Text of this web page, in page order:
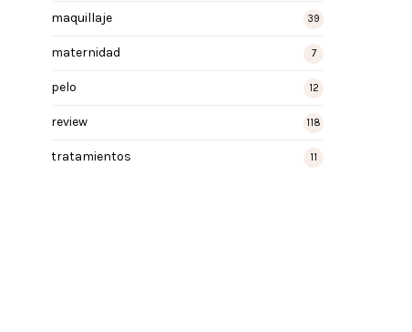
maquillaje 39
maternidad 7
pelo 12
review 118
tratamientos 11